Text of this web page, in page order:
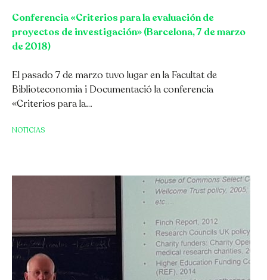
Conferencia «Criterios para la evaluación de
proyectos de investigación» (Barcelona, 7 de marzo
de 2018)
El pasado 7 de marzo tuvo lugar en la Facultat de
Biblioteconomia i Documentació la conferencia
«Criterios para la…
NOTICIAS
Català Español English